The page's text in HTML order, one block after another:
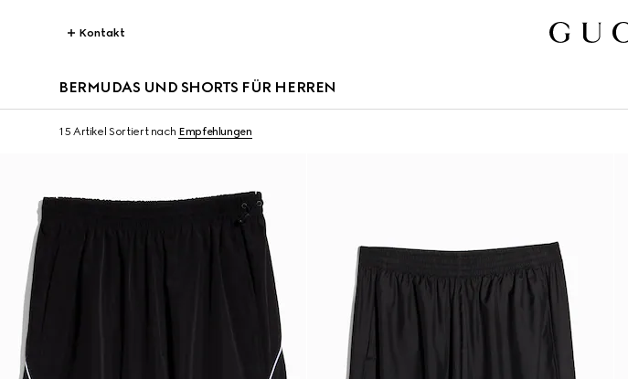
Kontakt
BERMUDAS UND SHORTS FÜR HERREN
15 Artikel Sortiert nach Empfehlungen